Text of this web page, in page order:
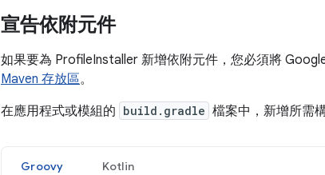
宣告依附元件
如果要為 ProfileInstaller 新增依附元件，您必須將
Maven 存放區。
在應用程式或模組的 build.gradle 檔案中，新增所需
Groovy Kotlin